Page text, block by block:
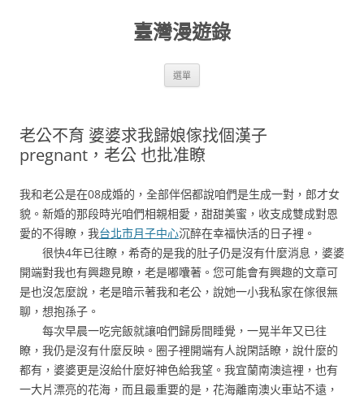
臺灣漫遊錄
選單
老公不育 婆婆求我歸娘傢找個漢子
pregnant，老公 也批准瞭
我和老公是在08成婚的，全部伴侶都說咱們是生成一對，郎才女
貌。新婚的那段時光咱們相親相愛，甜甜美蜜，收支成雙成對恩
愛的不得瞭，我台北市月子中心沉醉在幸福快活的日子裡。
很快4年已往瞭，希奇的是我的肚子仍是沒有什麼消息，婆婆
開端對我也有興趣見瞭，老是嘟囔著。您可能會有興趣的文章可
是也沒怎麼說，老是暗示著我和老公，說她一小我私家在傢很無
聊，想抱孫子。
每次早晨一吃完飯就讓咱們歸房間睡覺，一晃半年又已往
瞭，我仍是沒有什麼反映。圈子裡開端有人說閑話瞭，說什麼的
都有，婆婆更是沒給什麼好神色給我望。我宜蘭南澳這裡，也有
一大片漂亮的花海，而且最重要的是，花海離南澳火車站不遠，